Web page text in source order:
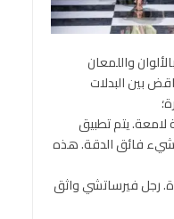
واللمعان
بين البدلات
لامعة. يتم تطبيق
شيء فائق الدقة. هذه
رجل فيرساتشي واثق